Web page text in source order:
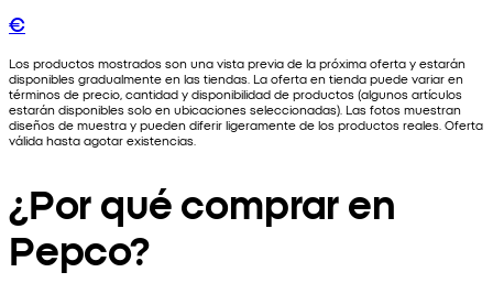
€
Los productos mostrados son una vista previa de la próxima oferta y estarán
disponibles gradualmente en las tiendas. La oferta en tienda puede variar en
términos de precio, cantidad y disponibilidad de productos (algunos artículos
estarán disponibles solo en ubicaciones seleccionadas). Las fotos muestran
diseños de muestra y pueden diferir ligeramente de los productos reales. Oferta
válida hasta agotar existencias.
¿Por qué comprar en
Pepco?